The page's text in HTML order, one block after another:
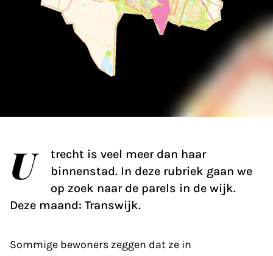
U
trecht is veel meer dan haar
binnenstad. In deze rubriek gaan we
op zoek naar de parels in de wijk.
Deze maand: Transwijk.
Sommige bewoners zeggen dat ze in